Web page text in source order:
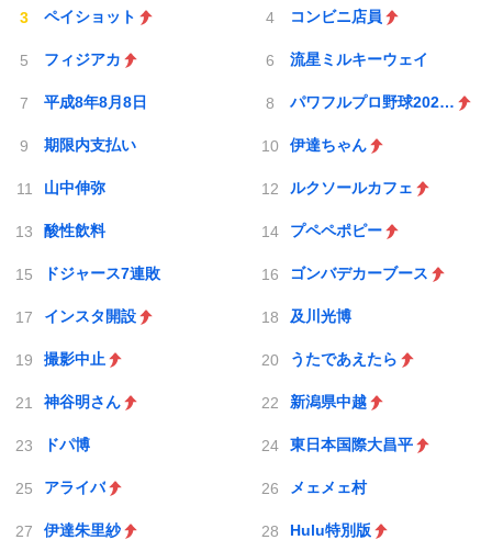
ペイショット コンビニ店員
フィジアカ 流星ミルキーウェイ
平成8年8月8日 パワフルプロ野球2026-2027
期限内支払い 伊達ちゃん
山中伸弥 ルクソールカフェ
酸性飲料 プペペポピー
ドジャース7連敗 ゴンバデカーブース
インスタ開設 及川光博
撮影中止 うたであえたら
神谷明さん 新潟県中越
ドパ博 東日本国際大昌平
アライバ メェメェ村
伊達朱里紗 Hulu特別版